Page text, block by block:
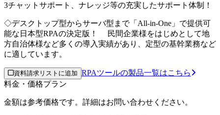
3チャットサポート、ナレッジ等の充実したサポート体制！
◇デスクトップ型からサーバ型まで「All-in-One」で提供可
能な日本型RPAの決定版！ 民間企業様をはじめとして地
方自治体様など多くの導入実績があり、定型の基幹業務など
に適しています。
資料請求リストに追加 RPAツールの製品一覧はこちら
料金・価格プラン
金額は参考価格です。詳細はお問い合わせください。